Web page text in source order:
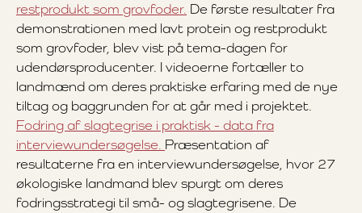
restprodukt som grovfoder. De første resultater fra
demonstrationen med lavt protein og restprodukt
som grovfoder, blev vist på tema-dagen for
udendørsproducenter. I videoerne fortæller to
landmænd om deres praktiske erfaring med de nye
tiltag og baggrunden for at går med i projektet.
Fodring af slagtegrise i praktisk - data fra
interviewundersøgelse. Præsentation af
resultaterne fra en interviewundersøgelse, hvor 27
økologiske landmand blev spurgt om deres
fodringsstrategi til små- og slagtegrisene. De